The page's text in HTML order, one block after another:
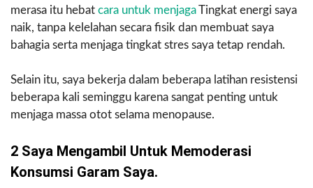
merasa itu hebat cara untuk menjagaTingkat energi saya
naik, tanpa kelelahan secara fisik dan membuat saya
bahagia serta menjaga tingkat stres saya tetap rendah.
Selain itu, saya bekerja dalam beberapa latihan resistensi
beberapa kali seminggu karena sangat penting untuk
menjaga massa otot selama menopause.
2 Saya Mengambil Untuk Memoderasi
Konsumsi Garam Saya.